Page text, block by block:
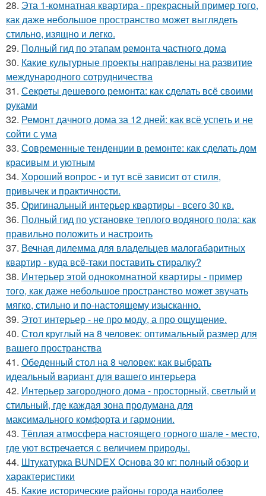
28. Эта 1-комнатная квартира - прекрасный пример того,
как даже небольшое пространство может выглядеть
стильно, изящно и легко.
29. Полный гид по этапам ремонта частного дома
30. Какие культурные проекты направлены на развитие
международного сотрудничества
31. Секреты дешевого ремонта: как сделать всё своими
руками
32. Ремонт дачного дома за 12 дней: как всё успеть и не
сойти с ума
33. Современные тенденции в ремонте: как сделать дом
красивым и уютным
34. Хороший вопрос - и тут всё зависит от стиля,
привычек и практичности.
35. Оригинальный интерьер квартиры - всего 30 кв.
36. Полный гид по установке теплого водяного пола: как
правильно положить и настроить
37. Вечная дилемма для владельцев малогабаритных
квартир - куда всё-таки поставить стиралку?
38. Интерьер этой однокомнатной квартиры - пример
того, как даже небольшое пространство может звучать
мягко, стильно и по-настоящему изысканно.
39. Этот интерьер - не про моду, а про ощущение.
40. Стол круглый на 8 человек: оптимальный размер для
вашего пространства
41. Обеденный стол на 8 человек: как выбрать
идеальный вариант для вашего интерьера
42. Интерьер загородного дома - просторный, светлый и
стильный, где каждая зона продумана для
максимального комфорта и гармонии.
43. Тёплая атмосфера настоящего горного шале - место,
где уют встречается с величием природы.
44. Штукатурка BUNDEX Основа 30 кг: полный обзор и
характеристики
45. Какие исторические районы города наиболее